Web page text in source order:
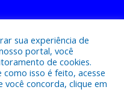
Municipal de Curralinho.
sua experiência de
portal, você
de cookies.
isso é feito, acesse
você concorda, clique em